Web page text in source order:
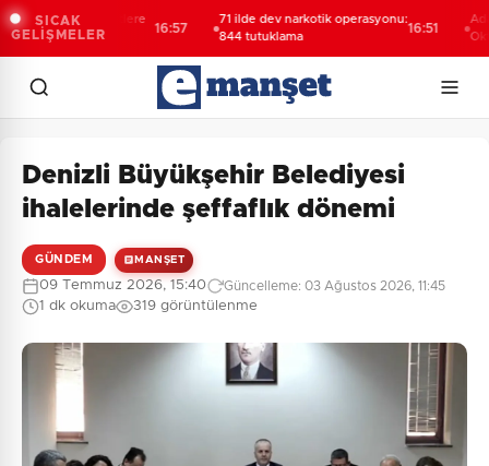
SICAK
GELİŞMELER
afetlere
araç
71 ilde dev narkotik operasyonu:
844 tutuklama
16:51
Adalet
Oktay'ın
Denizli Büyükşehir Belediyesi
ihalelerinde şeffaflık dönemi
GÜNDEM MANŞET
09 Temmuz 2026, 15:40 Güncelleme: 03 Ağustos 2026, 11:45
1 dk okuma 319 görüntülenme